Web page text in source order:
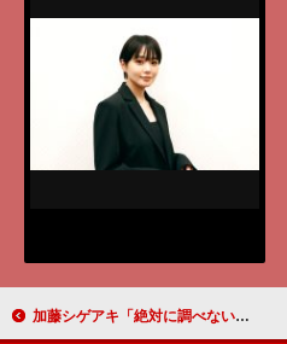
加藤シゲアキ「絶対に調べないで」 ネタバレ厳禁の主演舞台「２時２２分 ゴーストストーリー」に挑む【インタビュー】